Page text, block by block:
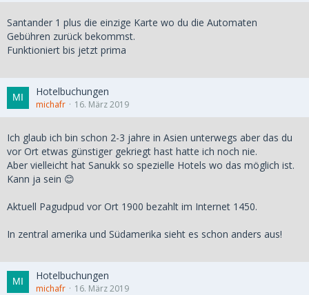
Santander 1 plus die einzige Karte wo du die Automaten
Gebühren zurück bekommst.
Funktioniert bis jetzt prima
Hotelbuchungen
michafr 16. März 2019
Ich glaub ich bin schon 2-3 jahre in Asien unterwegs aber das du
vor Ort etwas günstiger gekriegt hast hatte ich noch nie.
Aber vielleicht hat Sanukk so spezielle Hotels wo das möglich ist.
Kann ja sein 😊
Aktuell Pagudpud vor Ort 1900 bezahlt im Internet 1450.
In zentral amerika und Südamerika sieht es schon anders aus!
Hotelbuchungen
michafr 16. März 2019